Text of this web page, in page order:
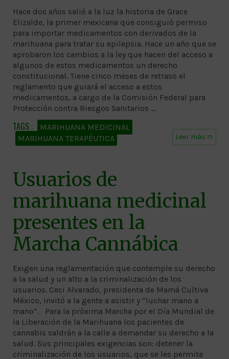
Hace dos años salió a la luz la historia de Grace
Elizalde, la primer mexicana que consiguió permiso
para importar medicamentos con derivados de la
marihuana para tratar su epilepsia. Hace un año que se
aprobaron los cambios a la ley que hacen del acceso a
algunos de estos medicamentos un derecho
constitucional. Tiene cinco meses de retraso el
reglamento que guiará el acceso a estos
medicamentos, a cargo de la Comisión Federal para
Protección contra Riesgos Sanitarios …
Leer más ➱
MARIHUANA MEDICINAL
MARIHUANA TERAPÉUTICA
Usuarios de
marihuana medicinal
presentes en la
Marcha Cannábica
Exigen una reglamentación que contemple su derecho
a la salud y un alto a la criminalización de los
usuarios. Ceci Alvarado, presidenta de Mamá Cultiva
México, invitó a la gente a asistir y “luchar mano a
mano”. Para la próxima Marcha por el Día Mundial de
la Liberación de la Marihuana los pacientes de
cannabis saldrán a la calle a demandar su derecho a la
salud. Sus principales exigencias son: detener la
criminalización de los usuarios, que se les permita